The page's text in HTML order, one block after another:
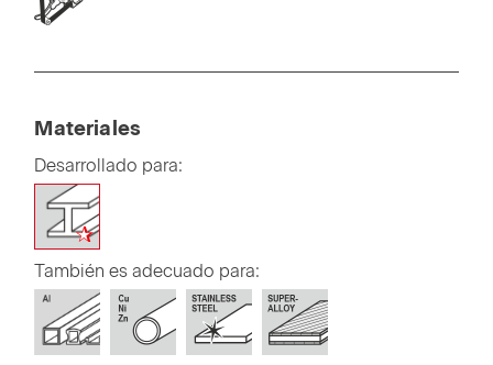
Materiales
Desarrollado para:
También es adecuado para: